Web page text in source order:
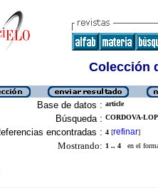
Colección
Base de datos : article
Búsqueda : CORDOVA-
encontradas : 4 [refinar]
Mostrando: 1 .. 4 en el